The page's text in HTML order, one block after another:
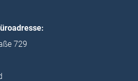
729